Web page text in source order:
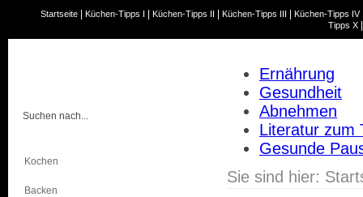
Startseite Küchen-Tipps I Küchen-Tipps II Küchen-Tipps III Küchen-Tipps IV
Tipps X
Kochen
Backen
Ernährung
Gesundheit
Abnehmen
Literatur zum
Gesunde
Sie sind hier: